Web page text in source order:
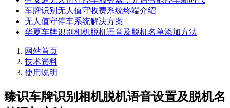
车牌识别无人值守收费系统终端介绍
无人值守停车系统解决方案
华夏车牌识别相机脱机语音及脱机名单添加方法
网站首页
技术资料
使用说明
臻识车牌识别相机脱机语音设置及脱机名